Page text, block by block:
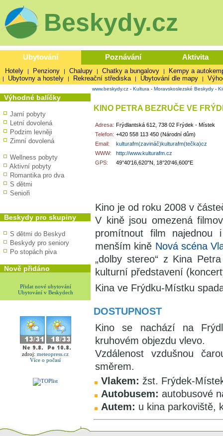
Beskydy.cz
Ubytování Poznávání Aktivita
Hotely | Penziony | Chalupy | Chatky a bungalovy | Kempy a
| Ubytovny a hostely | Rekreační střediska | Ubytování dle mapy |
Výhodné balíčky
Jarní pobyty
Letní dovolená
Podzim levněji
Zimní dovolená
Wellness pobyty
Aktivní pobyty
Romantika pro dva
S dětmi
Senioři
Beskydy pro skupiny
S dětmi do Beskyd
Beskydy pro seniory
Po stopách piva
Nově přidáno
Přidat nové ubytování
Ubytování v Beskydech
zdroj: meteopress.cz
Více o počasí
www.beskydy.cz - Kultura - Moravskoslezské Beskydy -
KINO PETRA BEZRUČE VE
Adresa: Frýdlantská 612, 738 02 Frýdek - Místek
Telefon: +420 558 113 450 (Národní dům)
Email:
kulturafm(zavináč)kulturafm(tečka)cz
WWW:
http://www.kulturafm.cz
GPS:
49°40'16,620"N, 18°20'46,600"E
Kino je od roku 2008 v
V kině jsou omezená
promítnout film
menším kině Nová scéna
„dolby stereo“ z Kina
kulturní představení
Kina ve Frýdku-Místku
DOSTUPNOST
Kino se nachází na
kruhovém objezdu vlevo.
Vzdálenost vzdušnou
směrem.
Vlakem: žst. Frýdek-
Autobusem: autobusové
Autem: u kina parkoviště,